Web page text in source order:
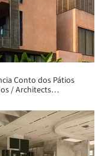
Conto dos Pátios
/ Architects